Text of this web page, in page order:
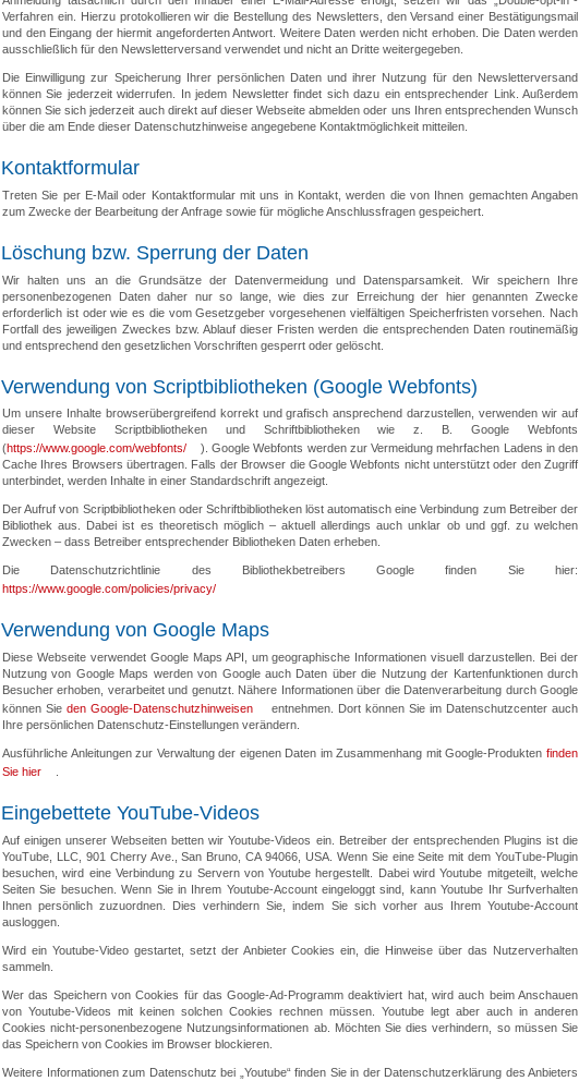
Verfahren ein. Hierzu protokollieren wir die Bestellung des Newsletters, den Versand einer Bestätigungsmail
und den Eingang der hiermit angeforderten Antwort. Weitere Daten werden nicht erhoben. Die Daten werden
ausschließlich für den Newsletterversand verwendet und nicht an Dritte weitergegeben.
Die Einwilligung zur Speicherung Ihrer persönlichen Daten und ihrer Nutzung für den Newsletterversand
können Sie jederzeit widerrufen. In jedem Newsletter findet sich dazu ein entsprechender Link. Außerdem
können Sie sich jederzeit auch direkt auf dieser Webseite abmelden oder uns Ihren entsprechenden Wunsch
über die am Ende dieser Datenschutzhinweise angegebene Kontaktmöglichkeit mitteilen.
Kontaktformular
Treten Sie per E-Mail oder Kontaktformular mit uns in Kontakt, werden die von Ihnen gemachten Angaben
zum Zwecke der Bearbeitung der Anfrage sowie für mögliche Anschlussfragen gespeichert.
Löschung bzw. Sperrung der Daten
Wir halten uns an die Grundsätze der Datenvermeidung und Datensparsamkeit. Wir speichern Ihre
personenbezogenen Daten daher nur so lange, wie dies zur Erreichung der hier genannten Zwecke
erforderlich ist oder wie es die vom Gesetzgeber vorgesehenen vielfältigen Speicherfristen vorsehen. Nach
Fortfall des jeweiligen Zweckes bzw. Ablauf dieser Fristen werden die entsprechenden Daten routinemäßig
und entsprechend den gesetzlichen Vorschriften gesperrt oder gelöscht.
Verwendung von Scriptbibliotheken (Google Webfonts)
Um unsere Inhalte browserübergreifend korrekt und grafisch ansprechend darzustellen, verwenden wir auf
dieser Website Scriptbibliotheken und Schriftbibliotheken wie z. B. Google Webfonts
(https://www.google.com/webfonts/
). Google Webfonts werden zur Vermeidung mehrfachen Ladens in den
Cache Ihres Browsers übertragen. Falls der Browser die Google Webfonts nicht unterstützt oder den Zugriff
unterbindet, werden Inhalte in einer Standardschrift angezeigt.
Der Aufruf von Scriptbibliotheken oder Schriftbibliotheken löst automatisch eine Verbindung zum Betreiber der
Bibliothek aus. Dabei ist es theoretisch möglich – aktuell allerdings auch unklar ob und ggf. zu welchen
Zwecken – dass Betreiber entsprechender Bibliotheken Daten erheben.
Die Datenschutzrichtlinie des Bibliothekbetreibers Google finden Sie hier:
https://www.google.com/policies/privacy/
Verwendung von Google Maps
Diese Webseite verwendet Google Maps API, um geographische Informationen visuell darzustellen. Bei der
Nutzung von Google Maps werden von Google auch Daten über die Nutzung der Kartenfunktionen durch
Besucher erhoben, verarbeitet und genutzt. Nähere Informationen über die Datenverarbeitung durch Google
können Sie den Google-Datenschutzhinweisen
entnehmen. Dort können Sie im Datenschutzcenter auch
Ihre persönlichen Datenschutz-Einstellungen verändern.
Ausführliche Anleitungen zur Verwaltung der eigenen Daten im Zusammenhang mit Google-Produkten finden
Sie hier
Eingebettete YouTube-Videos
Auf einigen unserer Webseiten betten wir Youtube-Videos ein. Betreiber der entsprechenden Plugins ist die
YouTube, LLC, 901 Cherry Ave., San Bruno, CA 94066, USA. Wenn Sie eine Seite mit dem YouTube-Plugin
besuchen, wird eine Verbindung zu Servern von Youtube hergestellt. Dabei wird Youtube mitgeteilt, welche
Seiten Sie besuchen. Wenn Sie in Ihrem Youtube-Account eingeloggt sind, kann Youtube Ihr Surfverhalten
Ihnen persönlich zuzuordnen. Dies verhindern Sie, indem Sie sich vorher aus Ihrem Youtube-Account
ausloggen.
Wird ein Youtube-Video gestartet, setzt der Anbieter Cookies ein, die Hinweise über das Nutzerverhalten
sammeln.
Wer das Speichern von Cookies für das Google-Ad-Programm deaktiviert hat, wird auch beim Anschauen
von Youtube-Videos mit keinen solchen Cookies rechnen müssen. Youtube legt aber auch in anderen
Cookies nicht-personenbezogene Nutzungsinformationen ab. Möchten Sie dies verhindern, so müssen Sie
das Speichern von Cookies im Browser blockieren.
Weitere Informationen zum Datenschutz bei „Youtube“ finden Sie in der Datenschutzerklärung des Anbieters